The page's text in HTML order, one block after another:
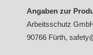
Angaben zur
Arbeitsschutz
90766 Fürth,